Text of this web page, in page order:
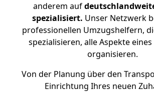
anderem auf
spezialisiert. Unser Netzwerk
professionellen Umzugshelfern,
spezialisieren, alle Aspekte
organisieren.
Von der Planung über den
Einrichtung Ihres neuen